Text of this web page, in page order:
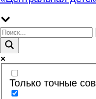
Только точные